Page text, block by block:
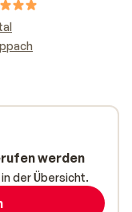
werden
der Übersicht.